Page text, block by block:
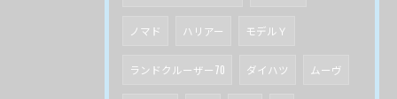
ノマド ハリアー モデルＹ
ランドクルーザー70 ダイハツ ムーヴ